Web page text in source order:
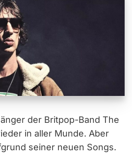
der Britpop-Band The
in aller Munde. Aber
seiner neuen Songs.